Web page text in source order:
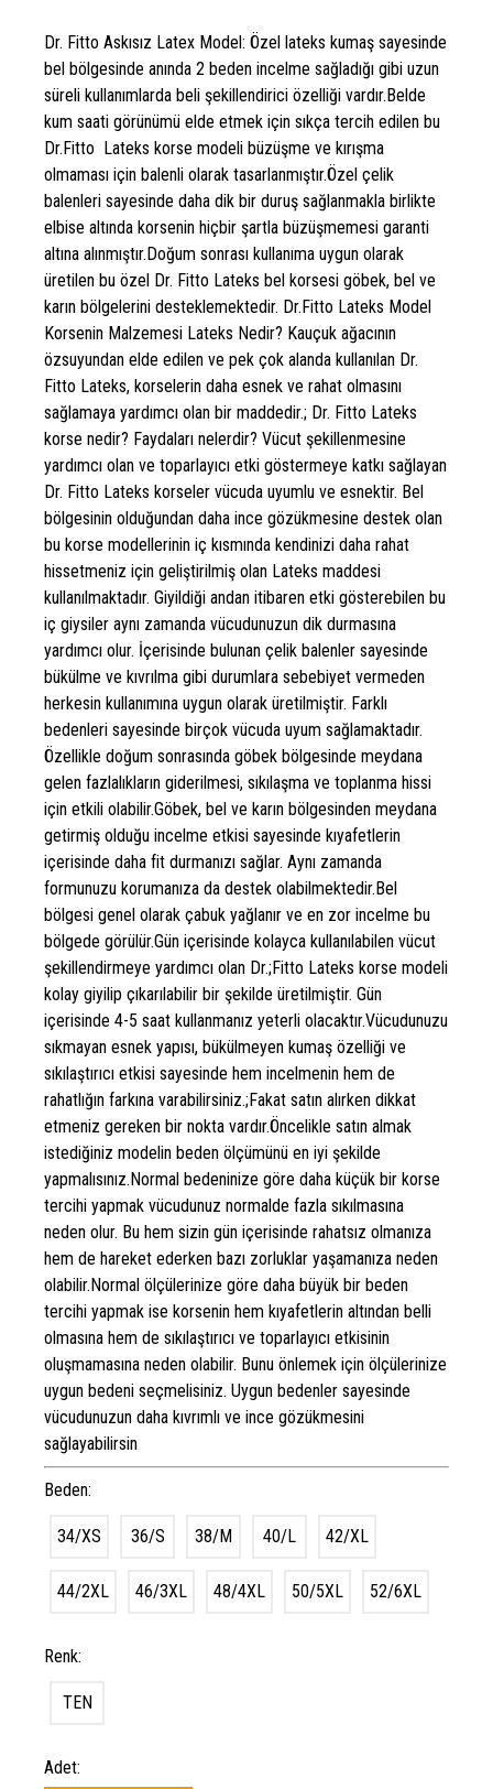
Dr. Fitto Askısız Latex Model: Özel lateks kumaş sayesinde
bel bölgesinde anında 2 beden incelme sağladığı gibi uzun
süreli kullanımlarda beli şekillendirici özelliği vardır.Belde
kum saati görünümü elde etmek için sıkça tercih edilen bu
Dr.Fitto Lateks korse modeli büzüşme ve kırışma
olmaması için balenli olarak tasarlanmıştır.Özel çelik
balenleri sayesinde daha dik bir duruş sağlanmakla birlikte
elbise altında korsenin hiçbir şartla büzüşmemesi garanti
altına alınmıştır.Doğum sonrası kullanıma uygun olarak
üretilen bu özel Dr. Fitto Lateks bel korsesi göbek, bel ve
karın bölgelerini desteklemektedir. Dr.Fitto Lateks Model
Korsenin Malzemesi Lateks Nedir? Kauçuk ağacının
özsuyundan elde edilen ve pek çok alanda kullanılan Dr.
Fitto Lateks, korselerin daha esnek ve rahat olmasını
sağlamaya yardımcı olan bir maddedir.; Dr. Fitto Lateks
korse nedir? Faydaları nelerdir? Vücut şekillenmesine
yardımcı olan ve toparlayıcı etki göstermeye katkı sağlayan
Dr. Fitto Lateks korseler vücuda uyumlu ve esnektir. Bel
bölgesinin olduğundan daha ince gözükmesine destek olan
bu korse modellerinin iç kısmında kendinizi daha rahat
hissetmeniz için geliştirilmiş olan Lateks maddesi
kullanılmaktadır. Giyildiği andan itibaren etki gösterebilen bu
iç giysiler aynı zamanda vücudunuzun dik durmasına
yardımcı olur. İçerisinde bulunan çelik balenler sayesinde
bükülme ve kıvrılma gibi durumlara sebebiyet vermeden
herkesin kullanımına uygun olarak üretilmiştir. Farklı
bedenleri sayesinde birçok vücuda uyum sağlamaktadır.
Özellikle doğum sonrasında göbek bölgesinde meydana
gelen fazlalıkların giderilmesi, sıkılaşma ve toplanma hissi
için etkili olabilir.Göbek, bel ve karın bölgesinden meydana
getirmiş olduğu incelme etkisi sayesinde kıyafetlerin
içerisinde daha fit durmanızı sağlar. Aynı zamanda
formunuzu korumanıza da destek olabilmektedir.Bel
bölgesi genel olarak çabuk yağlanır ve en zor incelme bu
bölgede görülür.Gün içerisinde kolayca kullanılabilen vücut
şekillendirmeye yardımcı olan Dr.;Fitto Lateks korse modeli
kolay giyilip çıkarılabilir bir şekilde üretilmiştir. Gün
içerisinde 4-5 saat kullanmanız yeterli olacaktır.Vücudunuzu
sıkmayan esnek yapısı, bükülmeyen kumaş özelliği ve
sıkılaştırıcı etkisi sayesinde hem incelmenin hem de
rahatlığın farkına varabilirsiniz.;Fakat satın alırken dikkat
etmeniz gereken bir nokta vardır.Öncelikle satın almak
istediğiniz modelin beden ölçümünü en iyi şekilde
yapmalısınız.Normal bedeninize göre daha küçük bir korse
tercihi yapmak vücudunuz normalde fazla sıkılmasına
neden olur. Bu hem sizin gün içerisinde rahatsız olmanıza
hem de hareket ederken bazı zorluklar yaşamanıza neden
olabilir.Normal ölçülerinize göre daha büyük bir beden
tercihi yapmak ise korsenin hem kıyafetlerin altından belli
olmasına hem de sıkılaştırıcı ve toparlayıcı etkisinin
oluşmamasına neden olabilir. Bunu önlemek için ölçülerinize
uygun bedeni seçmelisiniz. Uygun bedenler sayesinde
vücudunuzun daha kıvrımlı ve ince gözükmesini
sağlayabilirsin
Beden:
34/XS 36/S 38/M 40/L 42/XL
44/2XL 46/3XL 48/4XL 50/5XL 52/6XL
Renk:
TEN
Adet: